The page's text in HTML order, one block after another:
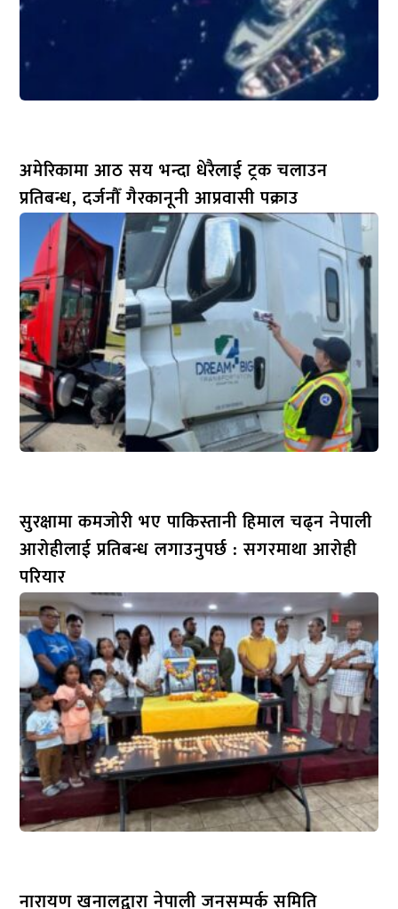
अमेरिकामा आठ सय भन्दा धेरैलाई ट्रक चलाउन
प्रतिबन्ध, दर्जनौँ गैरकानूनी आप्रवासी पक्राउ
सुरक्षामा कमजोरी भए पाकिस्तानी हिमाल चढ्न नेपाली
आरोहीलाई प्रतिबन्ध लगाउनुपर्छ : सगरमाथा आरोही
परियार
नारायण खनालद्वारा नेपाली जनसम्पर्क समिति